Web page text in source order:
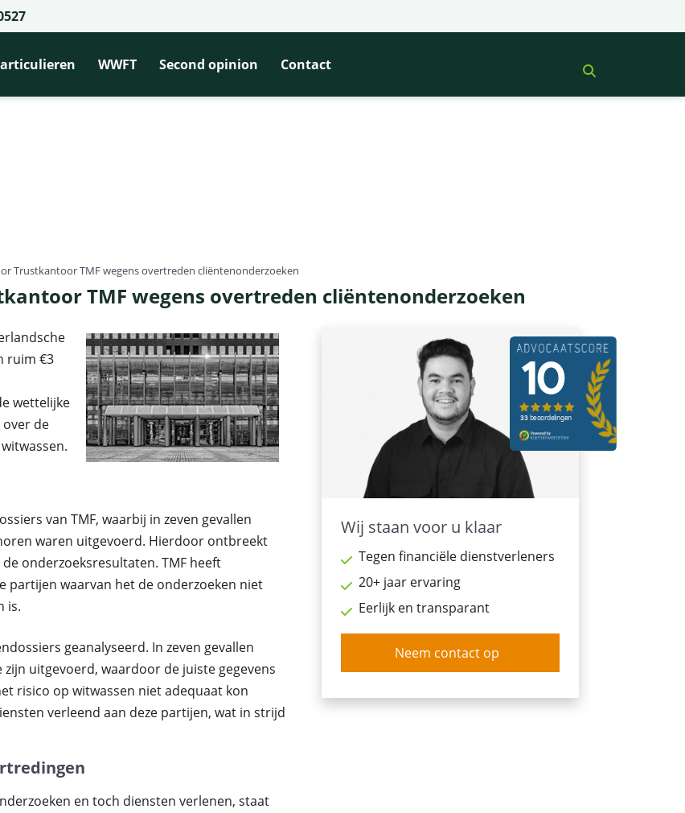
WWFT Second opinion Contact
Trustkantoor TMF wegens overtreden cliëntenonderzoeken
TMF wegens overtreden cliëntenonderzoeken
ruim €3
wettelijke
de
van TMF, waarbij in zeven gevallen
waren uitgevoerd. Hierdoor ontbreekt
onderzoeksresultaten. TMF heeft
partijen waarvan het de onderzoeken niet
is.
geanalyseerd. In zeven gevallen
uitgevoerd, waardoor de juiste gegevens
risico op witwassen niet adequaat kon
verleend aan deze partijen, wat in strijd
en toch diensten verlenen, staat
Wij staan voor u klaar
Tegen financiële dienstverleners
20+ jaar ervaring
Eerlijk en transparant
Neem contact op